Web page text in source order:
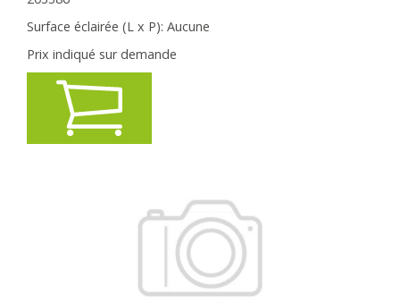
Surface éclairée (L x P): Aucune
Prix indiqué sur demande